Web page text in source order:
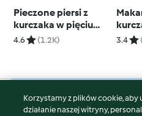
Pieczone piersi z
kurczaka w pięciu
smakach z ryżem i
4.6 (1.2K) 3.4
© Copyright 2026
Korzystamy z plików cookie,
działanie naszej witryny,